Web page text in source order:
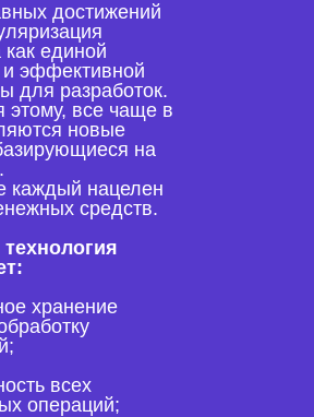
достижений
как единой
и эффективной
для разработок.
этому, все чаще в
новые
на
каждый нацелен
средств.
хранение
всех
операций;